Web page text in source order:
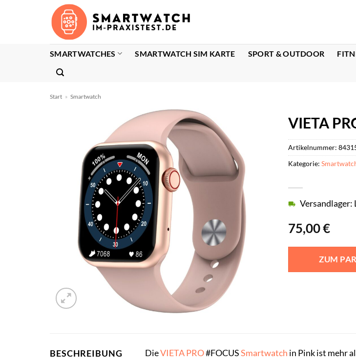
SMARTWATCHES SMARTWATCH SIM KARTE SPORT & OUTDOOR
Start » Smartwatch
VIETA
75,00€
Versandlager:
ZUM
Artikelnummer:
Kategorie:
BESCHREIBUNG DieVIETA PRO#FOCUSSmartwatch in Pink ist mehr